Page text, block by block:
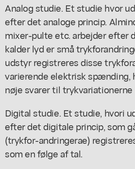
Analog studie. Et studie hvor
efter det analoge princip.
mixer-pulte etc. arbejder efter
kalder lyd er små
udstyr registreres disse
varierende elektrisk spænding,
nøje svarer til
Digital studie. Et studie, hvori
efter det digitale princip, som
(trykfor-andringerae)
som en følge af tal.